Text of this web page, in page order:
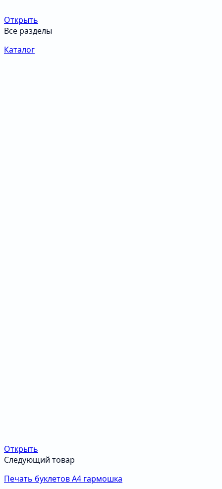
Открыть
Все разделы
Каталог
Открыть
Следующий товар
Печать буклетов А4 гармошка